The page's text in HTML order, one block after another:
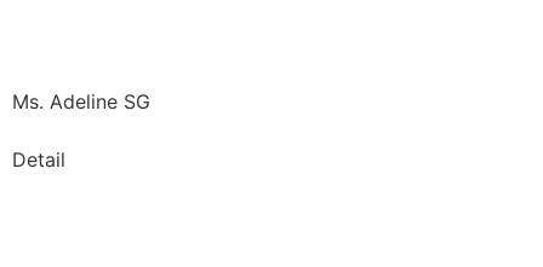
Ms. Adeline SG
Detail